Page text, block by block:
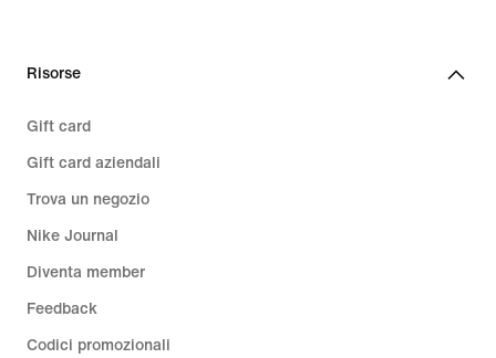
Risorse
Gift card
Gift card aziendali
Trova un negozio
Nike Journal
Diventa member
Feedback
Codici promozionali